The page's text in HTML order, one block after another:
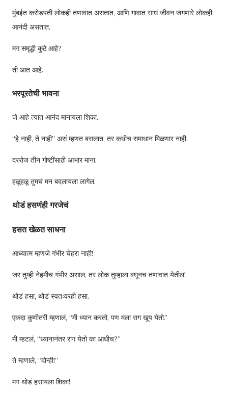
मुंबईत करोडपती लोकही तणावात असतात, आणि गावात साधं जीवन जगणारे लोकही
आनंदी असतात.
मग समृद्धी कुठे आहे?
ती आत आहे.
भरपूरतेची भावना
जे आहे त्यात आनंद मानायला शिका.
“हे नाही, ते नाही” असं म्हणत बसलात, तर कधीच समाधान मिळणार नाही.
दररोज तीन गोष्टींसाठी आभार माना.
हळूहळू तुमचं मन बदलायला लागेल.
थोडं हसणंही गरजेचं
हसत खेळत साधना
आध्यात्म म्हणजे गंभीर चेहरा नाही!
जर तुम्ही नेहमीच गंभीर असाल, तर लोक तुम्हाला बघूनच तणावात येतील!
थोडं हसा, थोडं स्वतःवरही हसा.
एकदा कुणीतरी म्हणालं, “मी ध्यान करतो, पण मला राग खूप येतो.”
मी म्हटलं, “ध्यानानंतर राग येतो का आधीच?”
ते म्हणाले, “दोन्ही!”
मग थोडं हसायला शिका!